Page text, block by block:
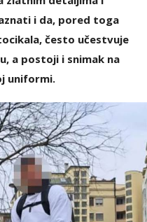
i da, pored toga
često učestvuje
a postoji i snimak na
uniformi.